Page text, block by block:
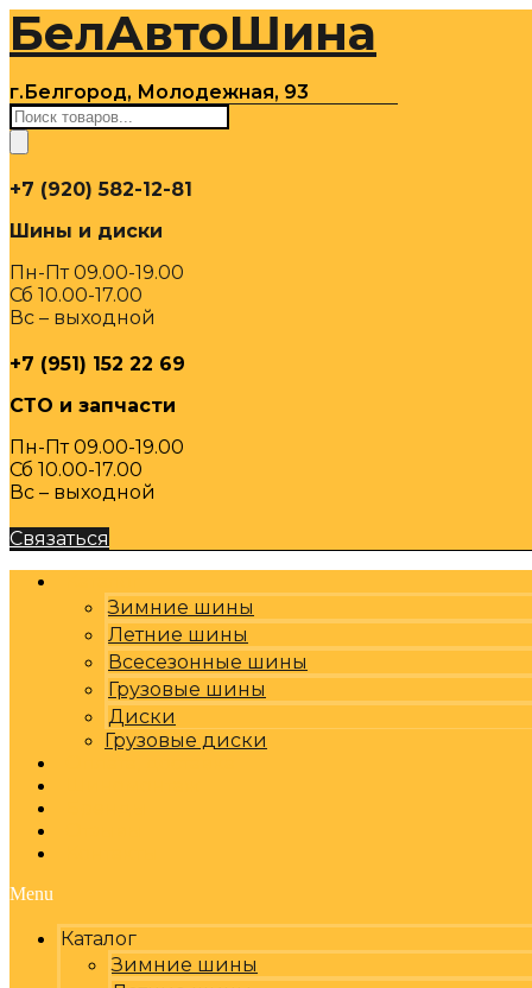
Перейти
содержимому
БелАвтоШина
г.Белгород, Молодежная, 93
Поиск
товаров
+7 (920) 582-12-81
Шины и диски
Пн-Пт 09.00-19.00
Сб 10.00-17.00
Вс – выходной
+7 (951) 152 22 69
СТО и запчасти
Пн-Пт 09.00-19.00
Сб 10.00-17.00
Вс – выходной
Связаться
Зимние шины
Летние шины
Всесезонные шины
Грузовые шины
Диски
Грузовые диски
Menu
Каталог
Зимние шины